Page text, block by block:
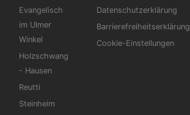
Evangelisch
im Ulmer
Winkel
Holzschwang
- Hausen
Reutti
Steinheim
Datenschutzerklärung
Barrierefreiheitserklärung
Cookie-Einstellungen